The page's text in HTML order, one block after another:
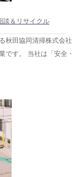
談＆リサイクル
秋田協同清掃株式会社
です。 当社は「安全・